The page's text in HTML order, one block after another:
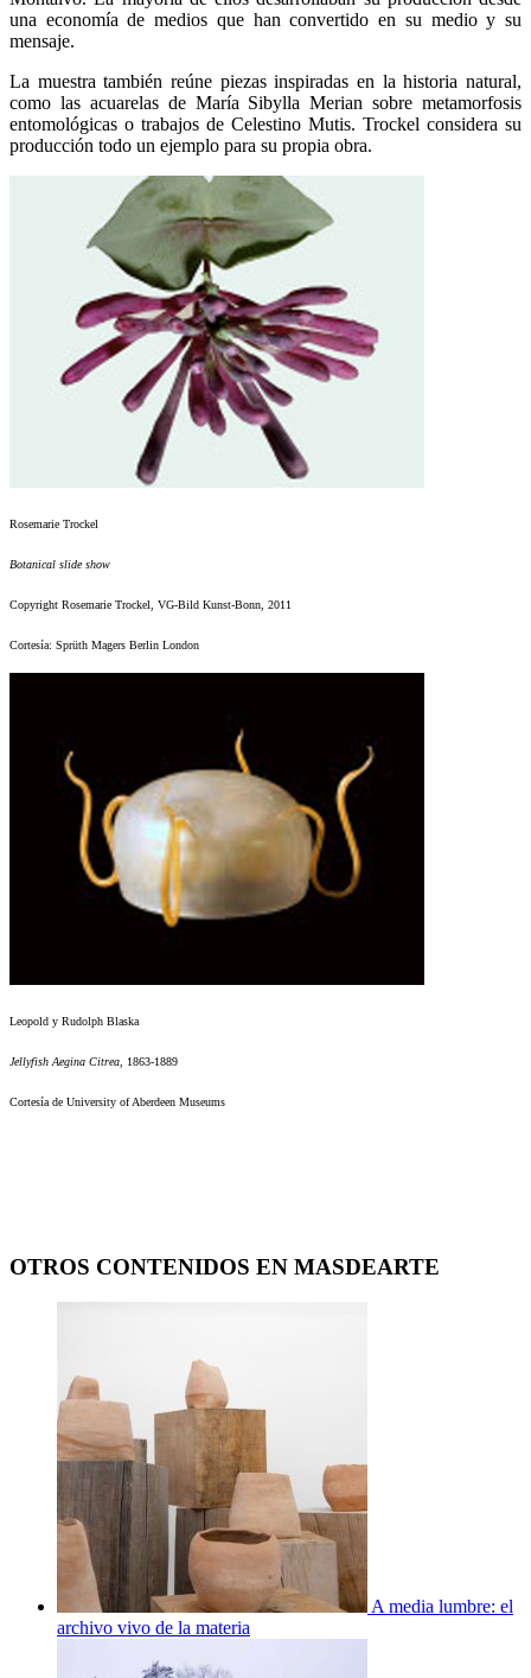
una economía de medios que han convertido en su medio y su
mensaje.
La muestra también reúne piezas inspiradas en la historia natural,
como las acuarelas de María Sibylla Merian sobre metamorfosis
entomológicas o trabajos de Celestino Mutis. Trockel considera su
producción todo un ejemplo para su propia obra.
Rosemarie Trockel
Botanical slide show
Copyright Rosemarie Trockel, VG-Bild Kunst-Bonn, 2011
Cortesía: Sprüth Magers Berlin London
Leopold y Rudolph Blaska
Jellyfish Aegina Citrea , 1863-1889
Cortesía de University of Aberdeen Museums
OTROS CONTENIDOS EN MASDEARTE
A media lumbre: el
archivo vivo de la materia